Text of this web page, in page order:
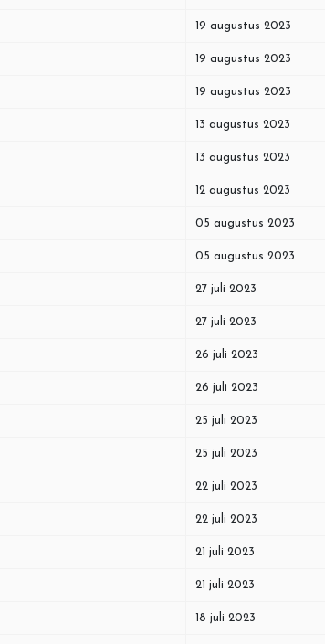
19 augustus 2023
19 augustus 2023
19 augustus 2023
13 augustus 2023
13 augustus 2023
12 augustus 2023
05 augustus 2023
05 augustus 2023
27 juli 2023
27 juli 2023
26 juli 2023
26 juli 2023
25 juli 2023
25 juli 2023
22 juli 2023
22 juli 2023
21 juli 2023
21 juli 2023
18 juli 2023